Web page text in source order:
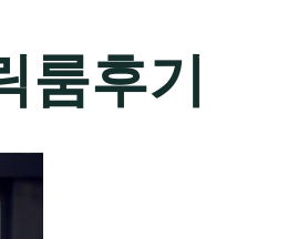
룸후기